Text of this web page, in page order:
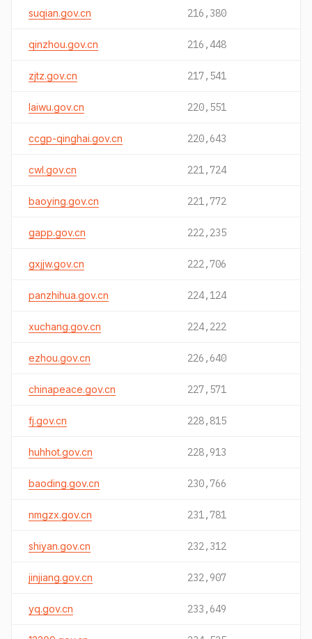
suqian.gov.cn 216,380
qinzhou.gov.cn 216,448
zjtz.gov.cn 217,541
laiwu.gov.cn 220,551
ccgp-qinghai.gov.cn 220,643
cwl.gov.cn 221,724
baoying.gov.cn 221,772
gapp.gov.cn 222,235
gxjjw.gov.cn 222,706
panzhihua.gov.cn 224,124
xuchang.gov.cn 224,222
ezhou.gov.cn 226,640
chinapeace.gov.cn 227,571
fj.gov.cn 228,815
huhhot.gov.cn 228,913
baoding.gov.cn 230,766
nmgzx.gov.cn 231,781
shiyan.gov.cn 232,312
jinjiang.gov.cn 232,907
yq.gov.cn 233,649